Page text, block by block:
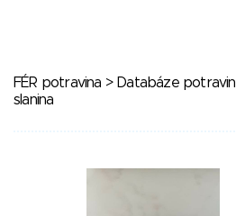
FÉR potravina > Databáze potravin
slanina